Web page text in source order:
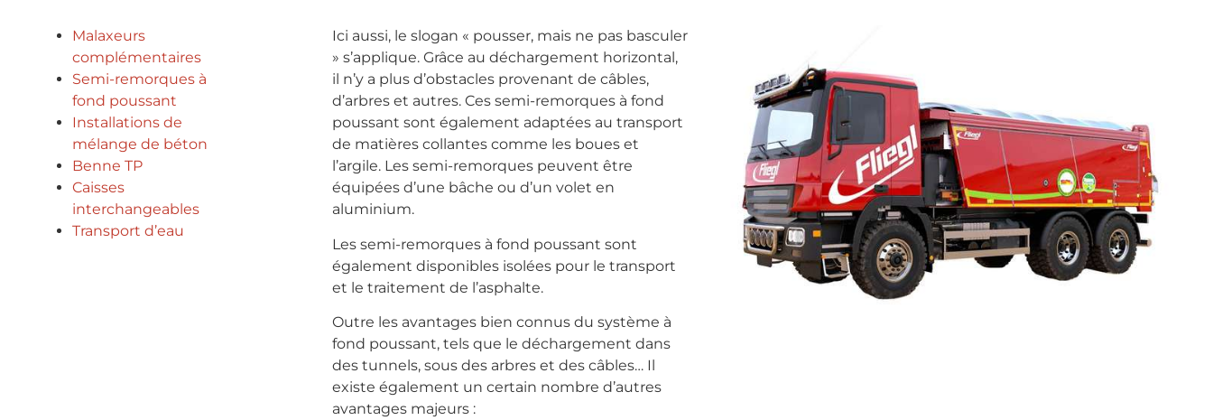
Malaxeurs
complémentaires
Semi-remorques à
fond poussant
Installations de
mélange de béton
Benne TP
Caisses
interchangeables
Transport d’eau
Ici aussi, le slogan « pousser, mais ne pas basculer
» s’applique. Grâce au déchargement horizontal,
il n’y a plus d’obstacles provenant de câbles,
d’arbres et autres. Ces semi-remorques à fond
poussant sont également adaptées au transport
de matières collantes comme les boues et
l’argile. Les semi-remorques peuvent être
équipées d’une bâche ou d’un volet en
aluminium.
Les semi-remorques à fond poussant sont
également disponibles isolées pour le transport
et le traitement de l’asphalte.
Outre les avantages bien connus du système à
fond poussant, tels que le déchargement dans
des tunnels, sous des arbres et des câbles… Il
existe également un certain nombre d’autres
avantages majeurs :